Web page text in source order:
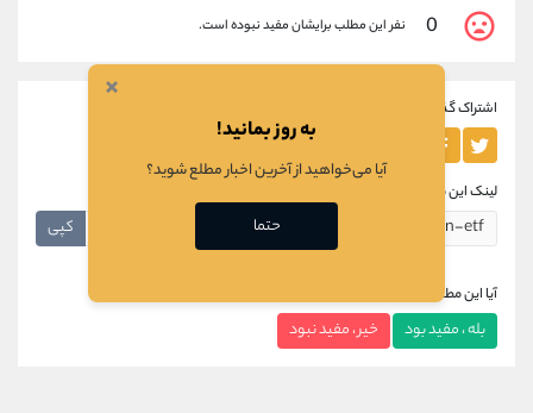
0 نفر این مطلب برایشان مفید نبوده است.
اشتراک گذاری این مطلب
لینک این مطلب
کپی
آیا این مطلب برای شما مفید بود؟
بله ، مفید بود خیر ، مفید نبود
×
به روز بمانید!
آیا می‌خواهید از آخرین اخبار مطلع شوید؟
حتما